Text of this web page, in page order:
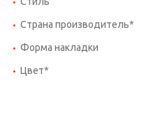
Страна производитель*
Форма накладки
Цвет*